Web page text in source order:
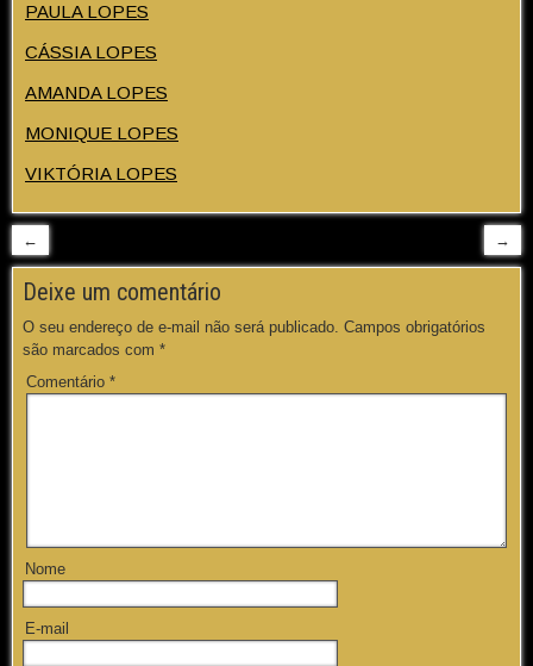
PAULA LOPES
CÁSSIA LOPES
AMANDA LOPES
MONIQUE LOPES
VIKTÓRIA LOPES
← →
Deixe um comentário
O seu endereço de e-mail não será publicado. Campos obrigatórios
são marcados com *
Comentário *
Nome
E-mail